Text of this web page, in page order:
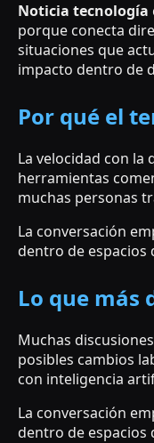
Noticia tecnología
porque conecta
situaciones que
impacto dentro de
Por qué el
La velocidad con la
herramientas
muchas personas
La conversación
dentro de espacios
Lo que más
Muchas
posibles cambios
con inteligencia
La conversación
dentro de espacios